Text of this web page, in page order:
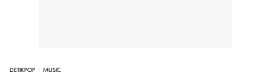
DETIKPOP MUSIC